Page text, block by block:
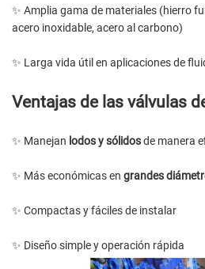
✨ Amplia gama de materiales (hierro
acero inoxidable, acero al carbono)
✨ Larga vida útil en aplicaciones de
Ventajas de las válvulas
✨ Manejan lodos y sólidosde manera
✨ Más económicas en grandes
✨ Compactas y fáciles de instalar
✨ Diseño simple y operación rápida